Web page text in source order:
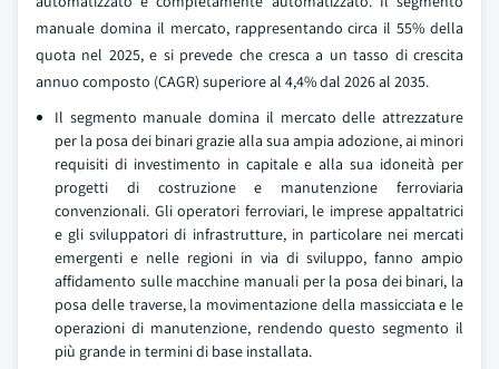
manuale domina il mercato, rappresentando circa il 55% della
quota nel 2025, e si prevede che cresca a un tasso di crescita
annuo composto (CAGR) superiore al 4,4% dal 2026 al 2035.
Il segmento manuale domina il mercato delle attrezzature
per la posa dei binari grazie alla sua ampia adozione, ai minori
requisiti di investimento in capitale e alla sua idoneità per
progetti di costruzione e manutenzione ferroviaria
convenzionali. Gli operatori ferroviari, le imprese appaltatrici
e gli sviluppatori di infrastrutture, in particolare nei mercati
emergenti e nelle regioni in via di sviluppo, fanno ampio
affidamento sulle macchine manuali per la posa dei binari, la
posa delle traverse, la movimentazione della massicciata e le
operazioni di manutenzione, rendendo questo segmento il
più grande in termini di base installata.